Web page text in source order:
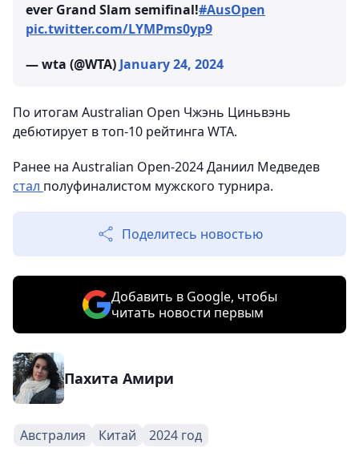
ever Grand Slam semifinal!#AusOpen
pic.twitter.com/LYMPms0yp9
— wta (@WTA) January 24, 2024
По итогам Australian Open Чжэнь Циньвэнь
дебютирует в топ-10 рейтинга WTA.
Ранее на Australian Open-2024 Даниил Медведев
стал полуфиналистом мужского турнира.
Поделитесь новостью
Добавить в Google, чтобы
читать новости первым
Пахита Амири
Австралия Китай 2024 год